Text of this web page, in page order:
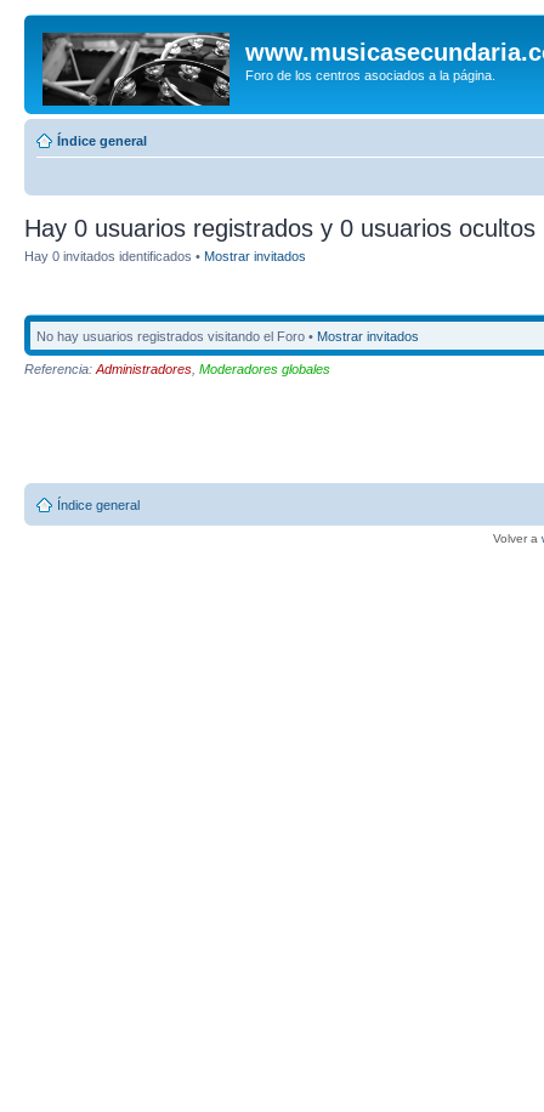
Foro de los centros asociados a la página.
Índice general
Hay 0 usuarios registrados y 0 usuarios ocultos
Hay 0 invitados identificados • Mostrar invitados
No hay usuarios registrados visitando el Foro • Mostrar invitados
Referencia: Administradores Moderadores globales
Índice general
Volver a